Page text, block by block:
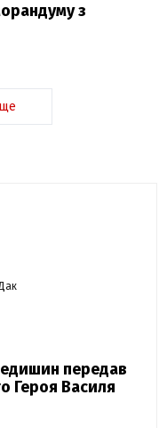
з
передав
Героя Василя